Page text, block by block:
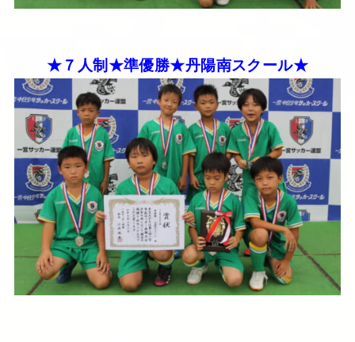
★７人制★準優勝★丹陽南スクール★